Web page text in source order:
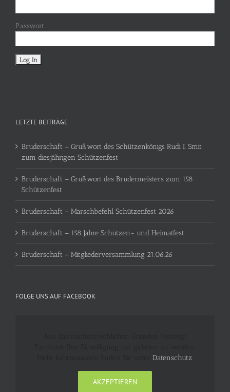
Passwort
LETZTE BEITRÄGE
Bruderschaft – Grußwort des Schützenkönigs Rudi I. Smit
zum diesjährigen Schützenfest
Bruderschaft – Grußwort des Brudermeisters zum 158
Schützenfest
Bruderschaft – Marschbefehl Schützenfest 2026
Bruderschaft – 158 Jahre Schützen- und Heimatfest
Bruderschaft – Mitgliederversammlung 21.06.26
FOLGE UNS AUF FACEBOOK
Datenschutz
AKZEPTIEREN